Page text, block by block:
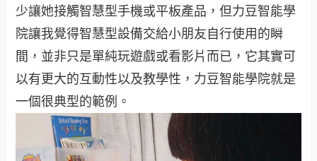
少讓她接觸智慧型手機或平板產品，但力豆智能學
院讓我覺得智慧型設備交給小朋友自行使用的瞬
間，並非只是單純玩遊戲或看影片而已，它其實可
以有更大的互動性以及教學性，力豆智能學院就是
一個很典型的範例。